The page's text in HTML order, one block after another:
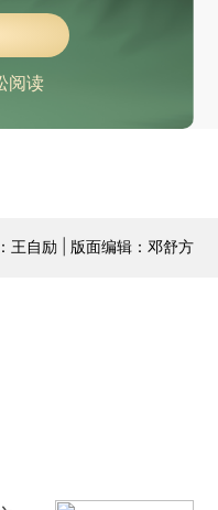
阅读
王自励 | 版面编辑：邓舒方